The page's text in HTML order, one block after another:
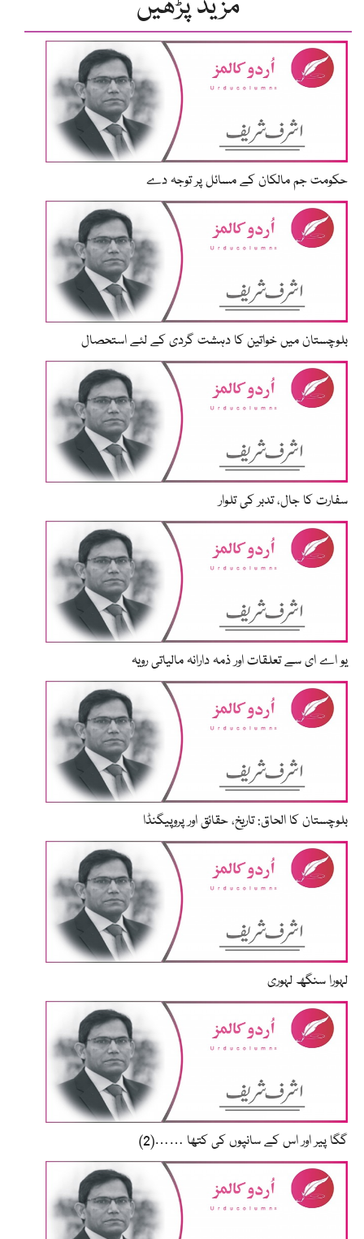
حکومت جم مالکان کے مسائل پر توجہ دے
بلوچستان میں خواتین کا دہشت گردی کے لئے استحصال
سفارت کا جال، تدبر کی تلوار
یو اے ای سے تعلقات اور ذمہ دارانہ مالیاتی رویہ
بلوچستان کا الحاق: تاریخ، حقائق اور پروپیگنڈا
لہورا سنگھ لہوری
گگا پیر اور اس کے سانپوں کی کتھا ……(2)